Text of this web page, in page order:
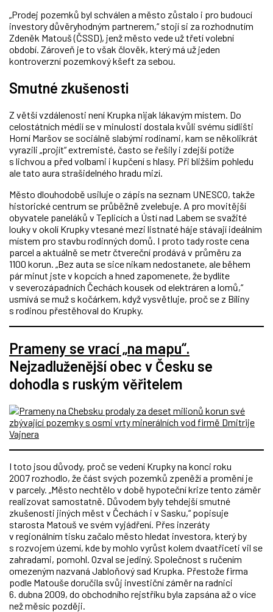
„Prodej pozemků byl schválen a město zůstalo i pro budoucí
investory důvěryhodným partnerem,“ stojí si za rozhodnutím
Zdeněk Matouš (ČSSD), jenž město vede už třetí volební
období. Zároveň je to však člověk, který má už jeden
kontroverzní pozemkový kšeft za sebou.
Smutné zkušenosti
Z větší vzdálenosti není Krupka nijak lákavým místem. Do
celostátních médií se v minulosti dostala kvůli svému sídlišti
Horní Maršov se sociálně slabými rodinami, kam se několikrát
vyrazili „projít“ extremisté, často se řešily i zdejší potíže
s lichvou a před volbami i kupčení s hlasy. Při bližším pohledu
ale tato aura strašidelného hradu mizí.
Město dlouhodobě usiluje o zápis na seznam UNESCO, takže
historické centrum se průběžně zvelebuje. A pro movitější
obyvatele paneláků v Teplicích a Ústí nad Labem se svažité
louky v okolí Krupky vtesané mezi listnaté háje stávají ideálním
místem pro stavbu rodinných domů. I proto tady roste cena
parcel a aktuálně se metr čtvereční prodává v průměru za
1100 korun. „Bez auta se sice nikam nedostanete, ale během
pár minut jste v kopcích a hned zapomenete, že bydlíte
v severozápadních Čechách kousek od elektráren a lomů,“
usmívá se muž s kočárkem, když vysvětluje, proč se z Bíliny
s rodinou přestěhoval do Krupky.
Prameny se vrací „na mapu“.
Nejzadluženější obec v Česku se
dohodla s ruským věřitelem
I toto jsou důvody, proč se vedení Krupky na konci roku
2007 rozhodlo, že část svých pozemků zpeněží a promění je
v parcely. „Město nechtělo v době hypoteční krize tento záměr
realizovat samostatně. Důvodem byly tehdejší smutné
zkušenosti jiných měst v Čechách i v Sasku,“ popisuje
starosta Matouš ve svém vyjádření. Přes inzeráty
v regionálním tisku začalo město hledat investora, který by
s rozvojem území, kde by mohlo vyrůst kolem dvaatřiceti vil se
zahradami, pomohl. Ozval se jediný. Společnost s ručením
omezeným nazvaná Jabloňový sad Krupka. Přestože firma
podle Matouše doručila svůj investiční záměr na radnici
6. dubna 2009, do obchodního rejstříku byla zapsána až o více
než měsíc později.